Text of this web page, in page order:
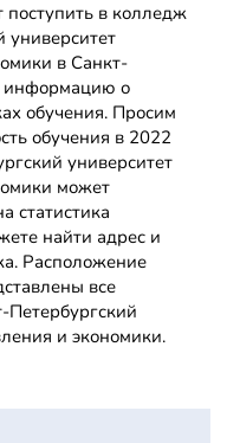
в колледж
в Санкт-
информацию о
обучения. Просим
обучения в 2022
университет
может
статистика
найти адрес и
Расположение
все
и экономики.